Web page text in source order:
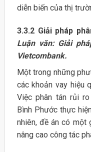
diễn biến của thị
3.3.2 Giải pháp
Luận văn: Giải
Vietcombank.
Một trong những
các khoản vay hiệu
Việc phân tán rủi
Bình Phước thực
nhiên, đề án có một
nâng cao công tác